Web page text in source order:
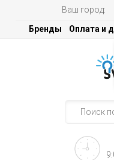
Ваш город:
Бренды Оплата и